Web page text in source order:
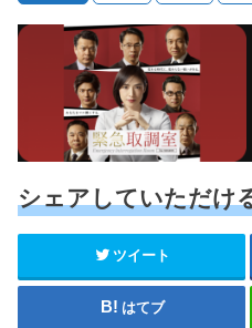
シェアしていただけ
ツイート
はてブ